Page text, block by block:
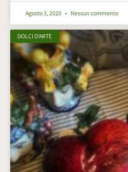
Agosto 3, 2020 Nessun commento
DOLCI D'ARTE